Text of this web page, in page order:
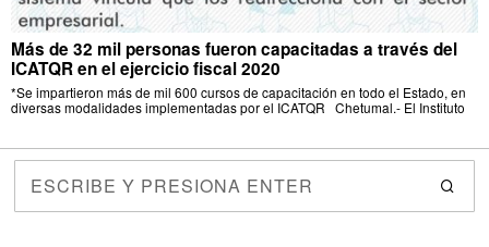
Más de 32 mil personas fueron capacitadas a través del
ICATQR en el ejercicio fiscal 2020
*Se impartieron más de mil 600 cursos de capacitación en todo el Estado, en
diversas modalidades implementadas por el ICATQR Chetumal.- El Instituto